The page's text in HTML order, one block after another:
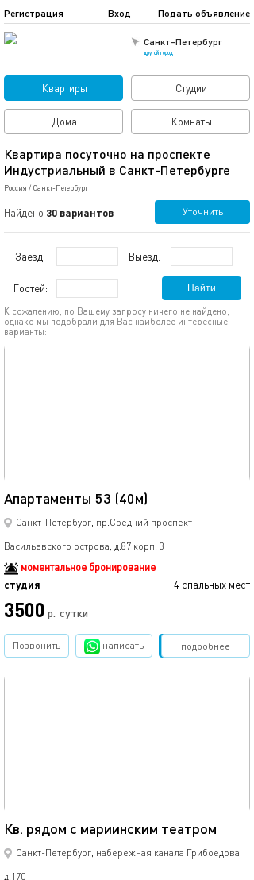
Санкт-Петербург
другой город
Подать объявление
Регистрация Вход
Квартиры Студии
Дома Комнаты
Квартира посуточно на проспекте
Индустриальный в Санкт-Петербурге
Россия / Санкт-Петербург
Найдено 30 вариантов Уточнить
Заезд: Выезд:
Гостей: Найти
К сожалению, по Вашему запросу ничего не найдено,
однако мы подобрали для Вас наиболее интересные
варианты:
Апартаменты 53 (40м)
Санкт-Петербург, пр.Средний проспект
Васильевского острова, д.87 корп. 3
моментальное бронирование
студия
4 спальных мест
3500 р. сутки
подробнее
Позвонить написать Забронировать
Кв. рядом с мариинским театром
Санкт-Петербург, набережная канала Грибоедова,
д.170